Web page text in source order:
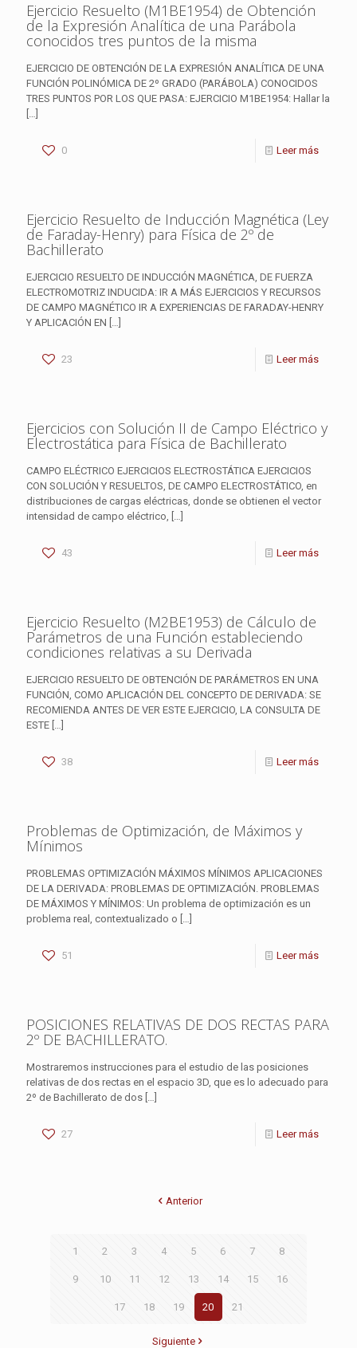
Ejercicio Resuelto (M1BE1954) de Obtención
de la Expresión Analítica de una Parábola
conocidos tres puntos de la misma
EJERCICIO DE OBTENCIÓN DE LA EXPRESIÓN ANALÍTICA DE UNA
FUNCIÓN POLINÓMICA DE 2º GRADO (PARÁBOLA) CONOCIDOS
TRES PUNTOS POR LOS QUE PASA: EJERCICIO M1BE1954: Hallar la
[…]
0 Leer más
Ejercicio Resuelto de Inducción Magnética (Ley
de Faraday-Henry) para Física de 2º de
Bachillerato
EJERCICIO RESUELTO DE INDUCCIÓN MAGNÉTICA, DE FUERZA
ELECTROMOTRIZ INDUCIDA: IR A MÁS EJERCICIOS Y RECURSOS
DE CAMPO MAGNÉTICO IR A EXPERIENCIAS DE FARADAY-HENRY
Y APLICACIÓN EN […]
23 Leer más
Ejercicios con Solución II de Campo Eléctrico y
Electrostática para Física de Bachillerato
CAMPO ELÉCTRICO EJERCICIOS ELECTROSTÁTICA EJERCICIOS
CON SOLUCIÓN Y RESUELTOS, DE CAMPO ELECTROSTÁTICO, en
distribuciones de cargas eléctricas, donde se obtienen el vector
intensidad de campo eléctrico, […]
43 Leer más
Ejercicio Resuelto (M2BE1953) de Cálculo de
Parámetros de una Función estableciendo
condiciones relativas a su Derivada
EJERCICIO RESUELTO DE OBTENCIÓN DE PARÁMETROS EN UNA
FUNCIÓN, COMO APLICACIÓN DEL CONCEPTO DE DERIVADA: SE
RECOMIENDA ANTES DE VER ESTE EJERCICIO, LA CONSULTA DE
ESTE […]
38 Leer más
Problemas de Optimización, de Máximos y
Mínimos
PROBLEMAS OPTIMIZACIÓN MÁXIMOS MÍNIMOS APLICACIONES
DE LA DERIVADA: PROBLEMAS DE OPTIMIZACIÓN. PROBLEMAS
DE MÁXIMOS Y MÍNIMOS: Un problema de optimización es un
problema real, contextualizado o […]
51 Leer más
POSICIONES RELATIVAS DE DOS RECTAS PARA
2º DE BACHILLERATO.
Mostraremos instrucciones para el estudio de las posiciones
relativas de dos rectas en el espacio 3D, que es lo adecuado para
2º de Bachillerato de dos […]
27 Leer más
Anterior
1 2 3 4 5 6 7 8
9 10 11 12 13 14 15 16
17 18 19 20 21
Siguiente